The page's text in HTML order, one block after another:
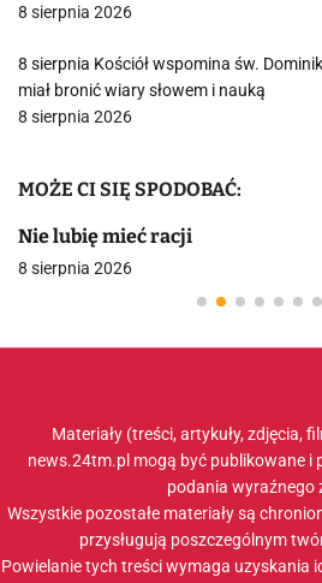
8 sierpnia 2026
8 sierpnia Kościół wspomina św.
miał bronić wiary słowem i nauką
8 sierpnia 2026
MOŻE CI SIĘ SPODOBAĆ:
Nie lubię mieć racji
8 sierpnia 2026
Materiały (treści, artykuły, zdjęcia,
news.24tm.pl mogą być publikowane i
podania wyraźnego
Wszystkie pozostałe materiały są
przysługują poszczególnym
Powielanie tych treści wymaga uzyskania